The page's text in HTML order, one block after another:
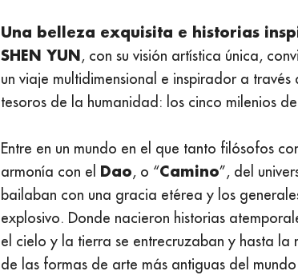
Una belleza exquisita e historias
SHEN YUN, con su visión artística única,
un viaje multidimensional e inspirador a
tesoros de la humanidad: los cinco milenios
Entre en un mundo en el que tanto filósofos
armonía con el Dao, o “Camino”, del
bailaban con una gracia etérea y los
explosivo. Donde nacieron historias
el cielo y la tierra se entrecruzaban y hasta la
de las formas de arte más antiguas del